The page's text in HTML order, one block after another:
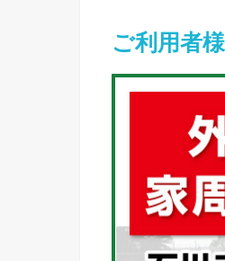
ご利用者